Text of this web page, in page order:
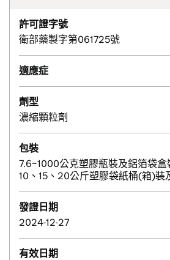
許可證字號
衛部藥製字第061725號
適應症
劑型
濃縮顆粒劑
包裝
7.6~1000公克塑膠瓶裝及鋁箔袋盒
10、15、20公斤塑膠袋紙桶(箱)裝
發證日期
2024-12-27
有效日期